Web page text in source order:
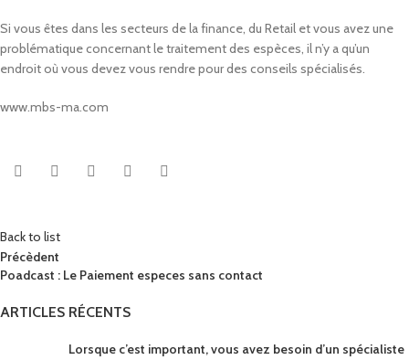
Si vous êtes dans les secteurs de la finance, du Retail et vous avez une
problématique concernant le traitement des espèces, il n’y a qu’un
endroit où vous devez vous rendre pour des conseils spécialisés.
www.mbs-ma.com
Back to list
Précèdent
Poadcast : Le Paiement especes sans contact
ARTICLES RÉCENTS
Lorsque c’est important, vous avez besoin d’un spécialiste